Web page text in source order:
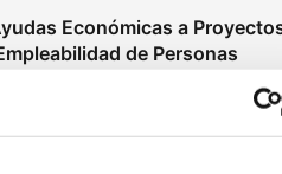
Económicas a
de Personas